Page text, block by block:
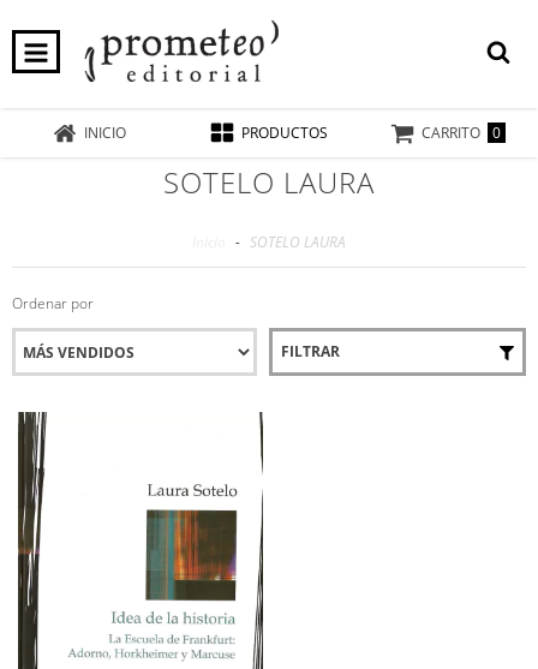
INICIO PRODUCTOS CARRITO 0
SOTELO LAURA
- SOTELO LAURA
Ordenar por
FILTRAR